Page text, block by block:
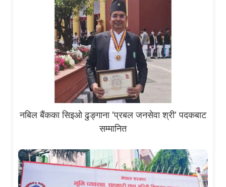
नबिल बैंकका सिइओ ढुङ्गाना ‘प्रबल जनसेवा श्री’ पदकबाट
सम्मानित